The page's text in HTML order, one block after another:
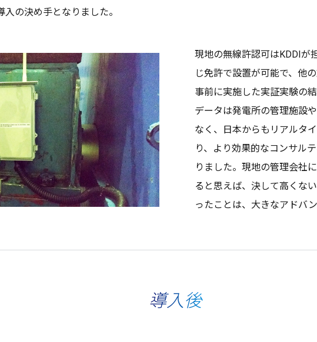
入の決め手となりました。
現地の無線許認可はKDDIが
じ免許で設置が可能で、他の
事前に実施した実証実験の
データは発電所の管理施設や
なく、
日本からも リアルタ
り、より効果的なコンサル
りました。 現地の管理会社
ると思えば、決して高くない
ったことは、大きなアドバ
導入後